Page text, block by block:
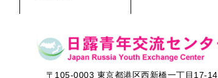
〒105-0003 東京都港区西新橋一丁目17-14